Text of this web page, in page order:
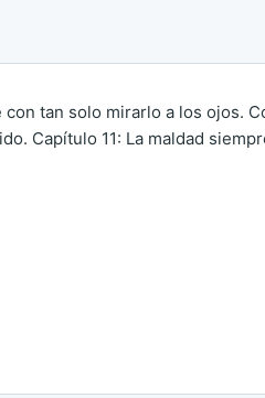
tan solo mirarlo a los ojos.
Capítulo 11: La maldad